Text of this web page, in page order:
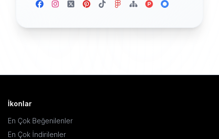
İkonlar
En Çok Beğenilenler
En Çok İndirilenler